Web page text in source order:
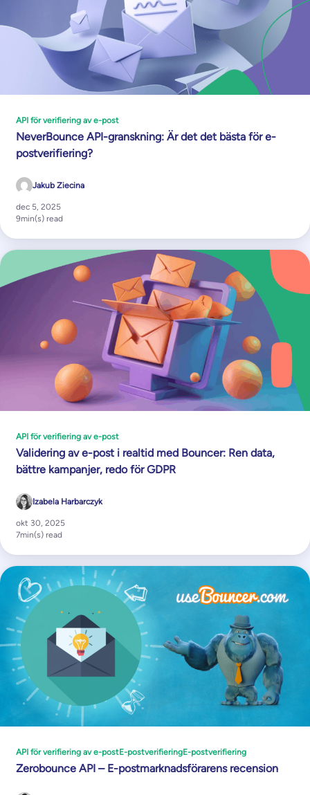
API för verifiering av e-post
NeverBounce API-granskning: Är det det bästa för e-
postverifiering?
Jakub Ziecina
dec 5, 2025
9min(s) read
API för verifiering av e-post
Validering av e-post i realtid med Bouncer: Ren data,
bättre kampanjer, redo för GDPR
Izabela Harbarczyk
okt 30, 2025
7min(s) read
API för verifiering av e-postE-postverifieringE-postverifiering
Zerobounce API – E-postmarknadsförarens recension